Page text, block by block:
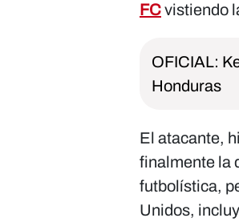
FCvistiendo
OFICIAL:
Honduras
El atacante,
finalmente la
futbolística,
Unidos,